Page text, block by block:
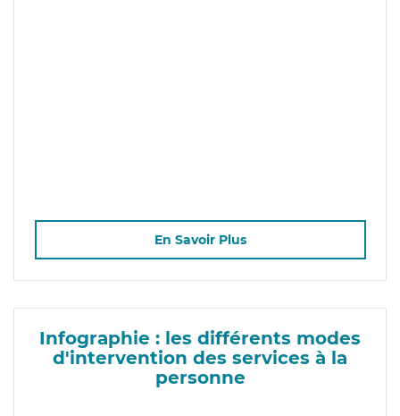
En Savoir Plus
Infographie : les différents modes
d'intervention des services à la
personne